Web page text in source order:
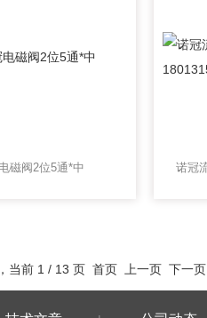
磁阀2位5通*中
当前 1 / 13 页 首页 上一页 下一页